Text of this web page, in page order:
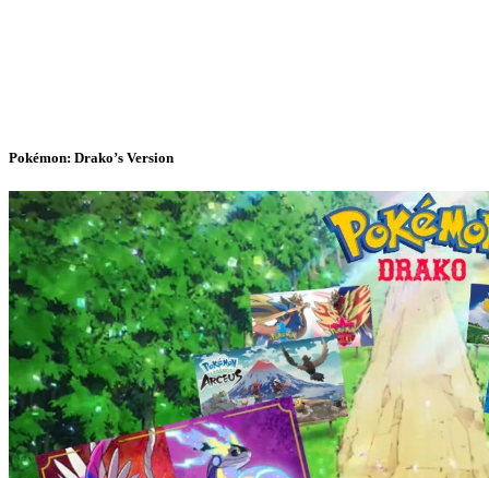
Pokémon: Drako’s Version